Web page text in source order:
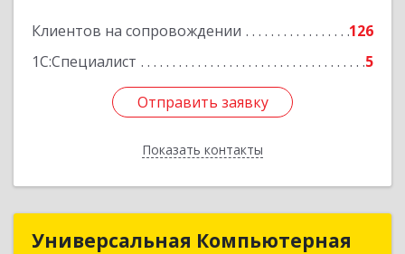
Клиентов на сопровождении
126
1С:Специалист
5
Отправить заявку
Показать контакты
Подробнее
Отправить заявку
Назад
Универсальная Компьютерная
Универсальная Компьютерная